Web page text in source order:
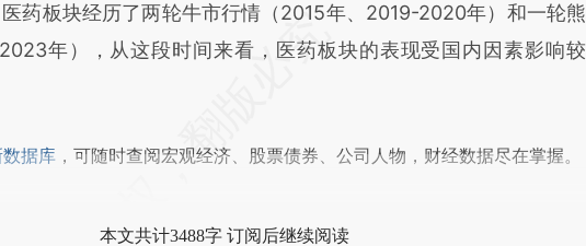
板块经历了两轮牛市行情（2015年、2019-2020年）和一轮熊
年），从这段时间来看，医药板块的表现受国内因素影响较
据库 ，可随时查阅宏观经济、股票债券、公司人物，财经数据尽在掌握。
本文共计3488字 订阅后继续阅读